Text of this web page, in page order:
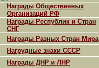
Награды Общественных
Организаций РФ
Награды Республик и Стран
СНГ
Награды Разных Стран Мира
Нагрудные знаки СССР
Награды ДНР и ЛНР